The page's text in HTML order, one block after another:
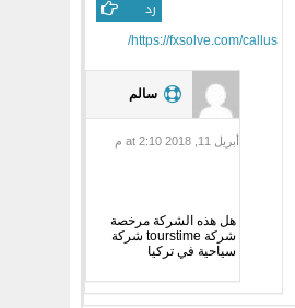
رد
https://fxsolve.com/callus/
سالم
أبريل 11, 2018 at 2:10 م
هل هذه الشركة مرخصة
شركة tourstime شركة
سياحية في تركيا